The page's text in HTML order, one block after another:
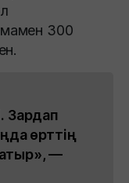
300
Зардап
өрттің
—